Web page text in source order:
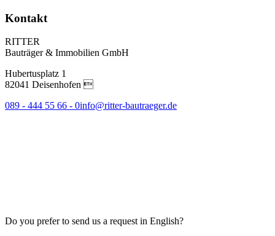
Kontakt
RITTER
Bauträger & Immobilien GmbH
Hubertusplatz 1
82041 Deisenhofen 
089 - 444 55 66 - 0info@ritter-bautraeger.de
Do you prefer to send us a request in English?